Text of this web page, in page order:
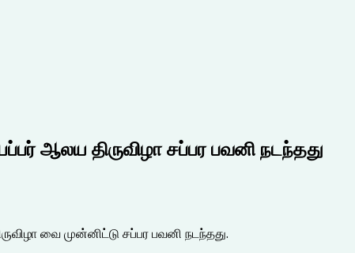
ஆலய திருவிழா சப்பர பவனி நடந்தது
வை முன்னிட்டு சப்பர பவனி நடந்தது.